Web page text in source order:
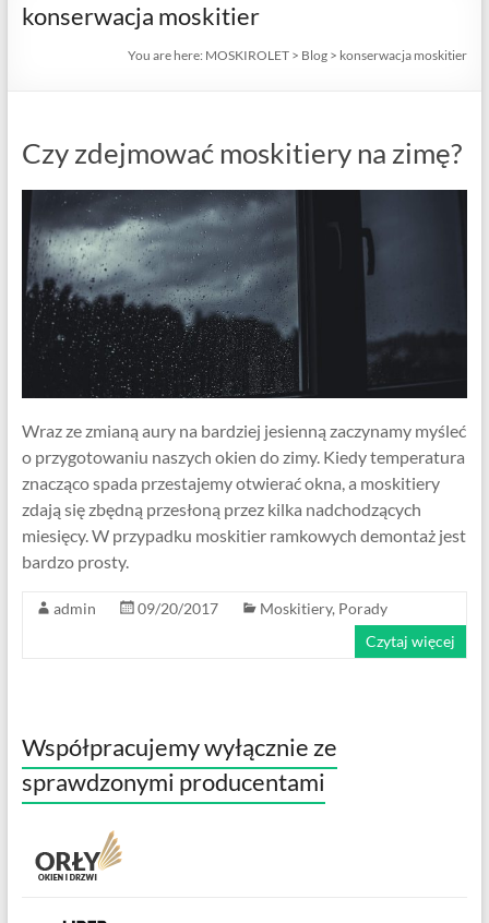
konserwacja moskitier
You are here: MOSKIROLET > Blog > konserwacja moskitier
Czy zdejmować moskitiery na zimę?
Wraz ze zmianą aury na bardziej jesienną zaczynamy myśleć
o przygotowaniu naszych okien do zimy. Kiedy temperatura
znacząco spada przestajemy otwierać okna, a moskitiery
zdają się zbędną przesłoną przez kilka nadchodzących
miesięcy. W przypadku moskitier ramkowych demontaż jest
bardzo prosty.
admin 09/20/2017 Moskitiery, Porady
Czytaj więcej
Współpracujemy wyłącznie ze
sprawdzonymi producentami